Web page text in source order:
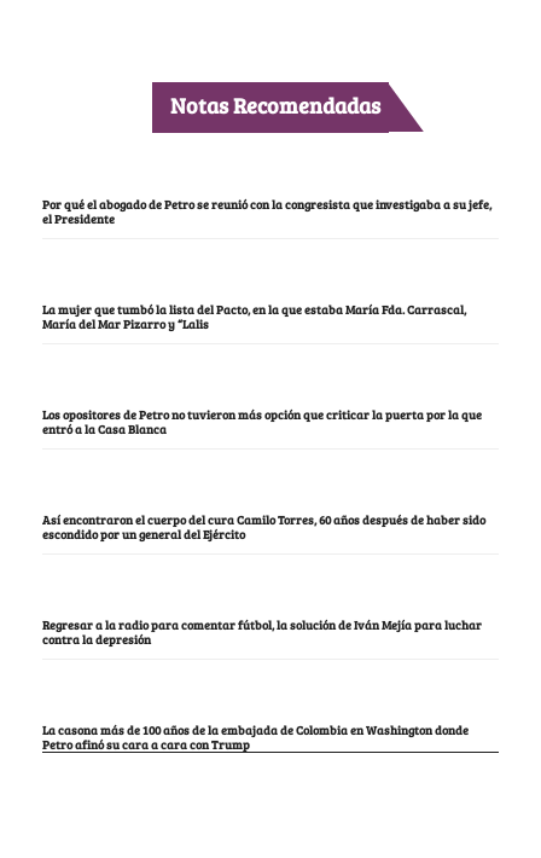
Notas Recomendadas
Por qué el abogado de Petro se reunió con la congresista que investigaba a su jefe,
el Presidente
La mujer que tumbó la lista del Pacto, en la que estaba María Fda. Carrascal,
María del Mar Pizarro y “Lalis
Los opositores de Petro no tuvieron más opción que criticar la puerta por la que
entró a la Casa Blanca
Así encontraron el cuerpo del cura Camilo Torres, 60 años después de haber sido
escondido por un general del Ejército
Regresar a la radio para comentar fútbol, la solución de Iván Mejía para luchar
contra la depresión
La casona más de 100 años de la embajada de Colombia en Washington donde
Petro afinó su cara a cara con Trump